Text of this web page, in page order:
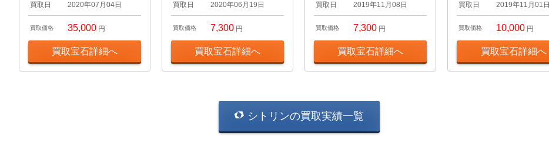
買取日 2020年07月04日
買取価格 35,000 円
買取宝石詳細へ
買取日 2020年06月19日
買取価格 7,300 円
買取宝石詳細へ
買取日 2019年11月08日
買取価格 7,300 円
買取宝石詳細へ
買取日 2019年11月01日
買取価格 10,000 円
買取宝石詳細へ
シトリンの買取実績一覧